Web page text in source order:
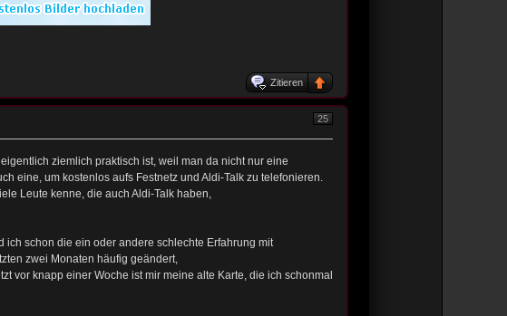
Zitieren
25
ziemlich praktisch ist, weil man da nicht nur eine
eine, um kostenlos aufs Festnetz und Aldi-Talk zu telefonieren.
Leute kenne, die auch Aldi-Talk haben,
ich schon die ein oder andere schlechte Erfahrung mit
zwei Monaten häufig geändert,
vor knapp einer Woche ist mir meine alte Karte, die ich schonmal